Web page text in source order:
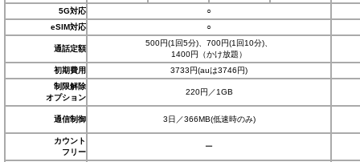
5G対応
○
eSIM対応
○
通話定額
500円(1回5分)、700円(1回10分)、
1400円（かけ放題）
初期費用
3733円(auは3746円)
制限解除
オプション
220円／1GB
通信制御 3日／366MB(低速時のみ)
カウント
フリー
ー